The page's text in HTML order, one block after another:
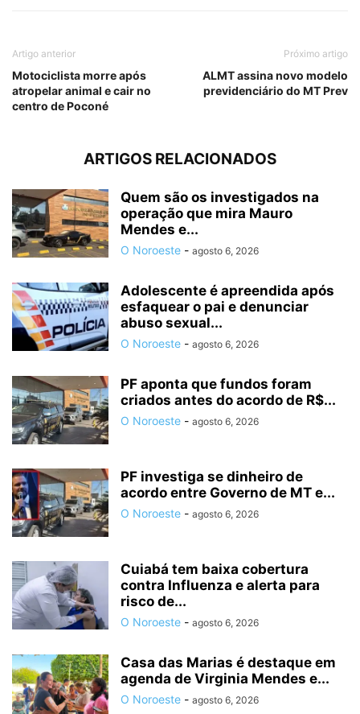
Artigo anterior
Motociclista morre após
atropelar animal e cair no
centro de Poconé
Próximo artigo
ALMT assina novo modelo
previdenciário do MT Prev
ARTIGOS RELACIONADOS
Quem são os investigados na
operação que mira Mauro
Mendes e...
O Noroeste - agosto 6, 2026
Adolescente é apreendida após
esfaquear o pai e denunciar
abuso sexual...
O Noroeste - agosto 6, 2026
PF aponta que fundos foram
criados antes do acordo de R$...
O Noroeste - agosto 6, 2026
PF investiga se dinheiro de
acordo entre Governo de MT e...
O Noroeste - agosto 6, 2026
Cuiabá tem baixa cobertura
contra Influenza e alerta para
risco de...
O Noroeste - agosto 6, 2026
Casa das Marias é destaque em
agenda de Virginia Mendes e...
O Noroeste - agosto 6, 2026